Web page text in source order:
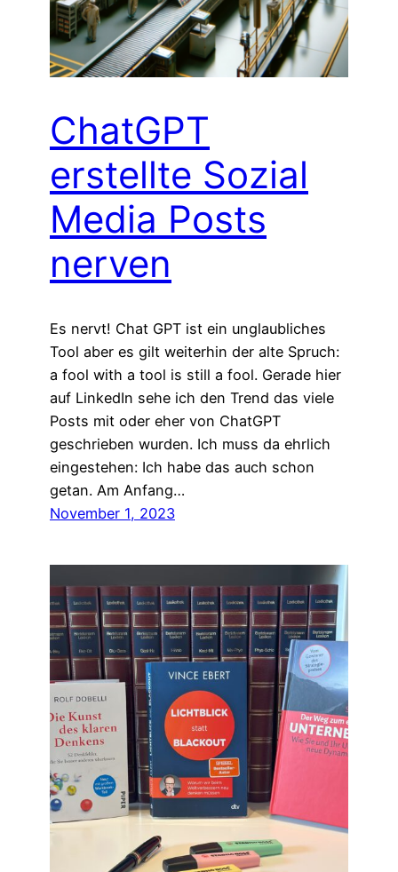
ChatGPT
erstellte Sozial
Media Posts
nerven
Es nervt! Chat GPT ist ein unglaubliches
Tool aber es gilt weiterhin der alte Spruch:
a fool with a tool is still a fool. Gerade hier
auf LinkedIn sehe ich den Trend das viele
Posts mit oder eher von ChatGPT
geschrieben wurden. Ich muss da ehrlich
eingestehen: Ich habe das auch schon
getan. Am Anfang…
November 1, 2023